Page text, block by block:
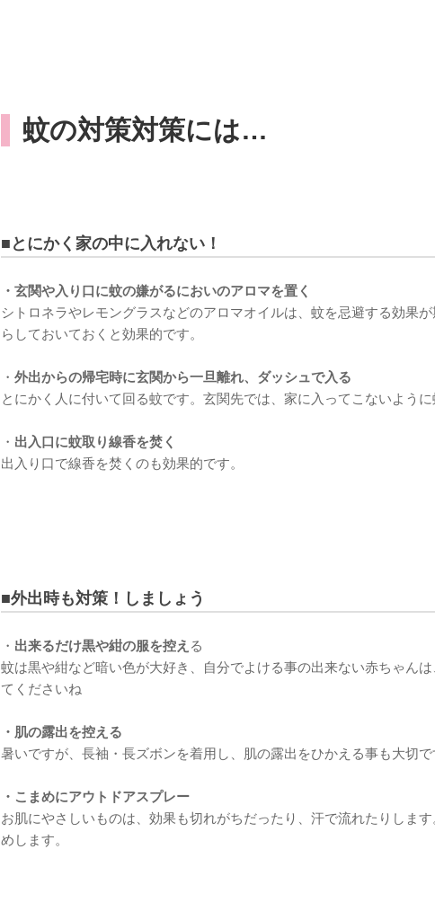
蚊の対策対策には…
■とにかく家の中に入れない！
・玄関や入り口に蚊の嫌がるにおいのアロマを置く
シトロネラやレモングラスなどのアロマオイルは、蚊を忌避する効果
らしておいておくと効果的です。
・ 外出からの帰宅時に玄関から一旦離れ、ダッシュで入る
とにかく人に付いて回る蚊です。玄関先では、家に入ってこないよう
・ 出入口に蚊取り線香を焚く
出入り口で線香を焚くのも効果的です。
■外出時も対策！しましょう
・ 出来るだけ黒や紺の服を控え る
蚊は黒や紺など暗い色が大好き、自分でよける事の出来ない赤ちゃん
てくださいね
・肌の露出を控える
暑いですが、長袖・長ズボンを着用し、肌の露出をひかえる事も大切
・こまめにアウトドアスプレー
お肌にやさしいものは、効果も切れがちだったり、汗で流れたりしま
めします。